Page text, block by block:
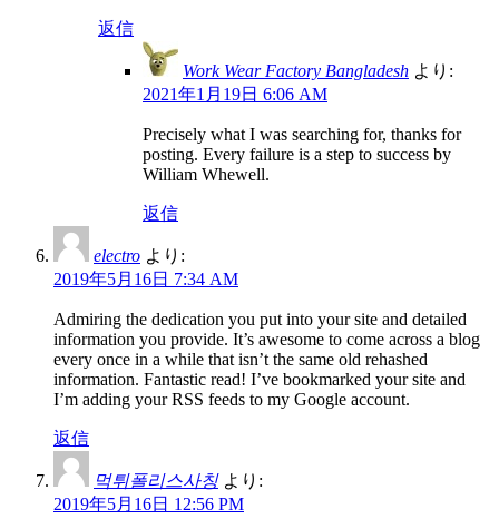
返信
Work Wear Factory Bangladesh より:
2021年1月19日 6:06 AM
Precisely what I was searching for, thanks for
posting. Every failure is a step to success by
William Whewell.
返信
electro より:
2019年5月16日 7:34 AM
Admiring the dedication you put into your site and detailed
information you provide. It’s awesome to come across a blog
every once in a while that isn’t the same old rehashed
information. Fantastic read! I’ve bookmarked your site and
I’m adding your RSS feeds to my Google account.
返信
먹튀폴리스사칭 より:
2019年5月16日 12:56 PM